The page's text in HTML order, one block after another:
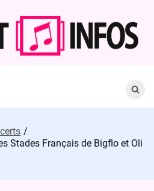
for:
Stades Français de Bigflo et Oli